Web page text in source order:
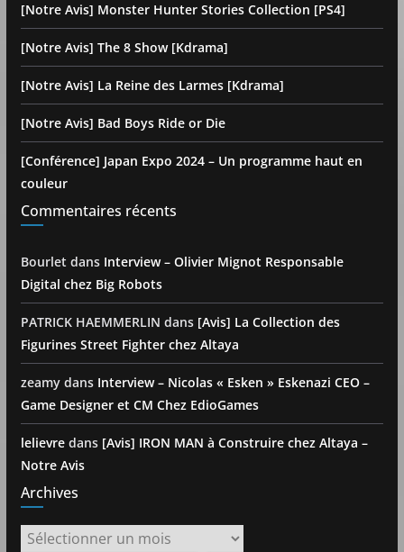
[Notre Avis] Monster Hunter Stories Collection [PS4]
[Notre Avis] The 8 Show [Kdrama]
[Notre Avis] La Reine des Larmes [Kdrama]
[Notre Avis] Bad Boys Ride or Die
[Conférence] Japan Expo 2024 – Un programme haut en
couleur
Commentaires récents
Bourlet dans Interview – Olivier Mignot Responsable
Digital chez Big Robots
PATRICK HAEMMERLIN dans [Avis] La Collection des
Figurines Street Fighter chez Altaya
zeamydans Interview – Nicolas « Esken » Eskenazi CEO –
Game Designer et CM Chez EdioGames
lelievredans [Avis] IRON MAN à Construire chez Altaya –
Notre Avis
Archives
Archives